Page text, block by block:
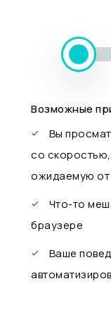
Возможные
Вы
со
ожидаемую от
Что-то
браузере
Ваше